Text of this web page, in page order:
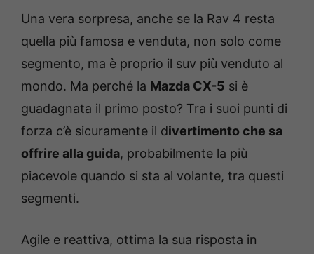
Una vera sorpresa, anche se la Rav 4 resta
quella più famosa e venduta, non solo come
segmento, ma è proprio il suv più venduto al
mondo. Ma perché la Mazda CX-5 si è
guadagnata il primo posto? Tra i suoi punti di
forza c’è sicuramente il divertimento che sa
offrire alla guida, probabilmente la più
piacevole quando si sta al volante, tra questi
segmenti.
Agile e reattiva, ottima la sua risposta in